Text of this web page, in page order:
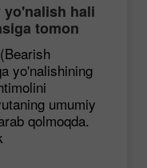
yo'nalish hali
tomon
korreksiya
yo'nalishining
umumiy
qolmoqda.